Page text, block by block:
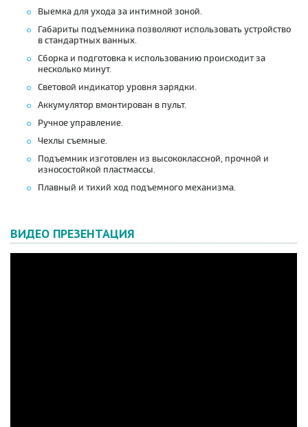
Выемка для ухода за интимной зоной.
Габариты подъемника позволяют использовать устройство
в стандартных ванных.
Сборка и подготовка к использованию происходит за
несколько минут.
Световой индикатор уровня зарядки.
Аккумулятор вмонтирован в пульт.
Ручное управление.
Чехлы съемные.
Подъемник изготовлен из высококлассной, прочной и
износостойкой пластмассы.
Плавный и тихий ход подъемного механизма.
ВИДЕО ПРЕЗЕНТАЦИЯ